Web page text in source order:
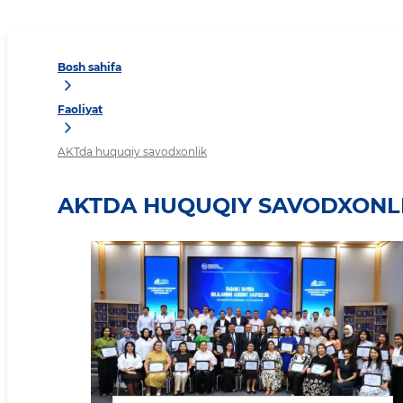
Bosh sahifa
Faoliyat
AKTda huquqiy savodxonlik
AKTDA HUQUQIY